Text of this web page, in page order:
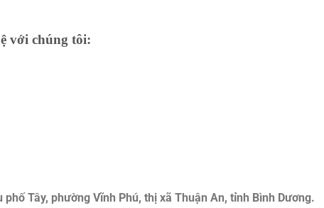
với chúng tôi:
Tây, phường Vĩnh Phú, thị xã Thuận An, tỉnh Bình Dương.